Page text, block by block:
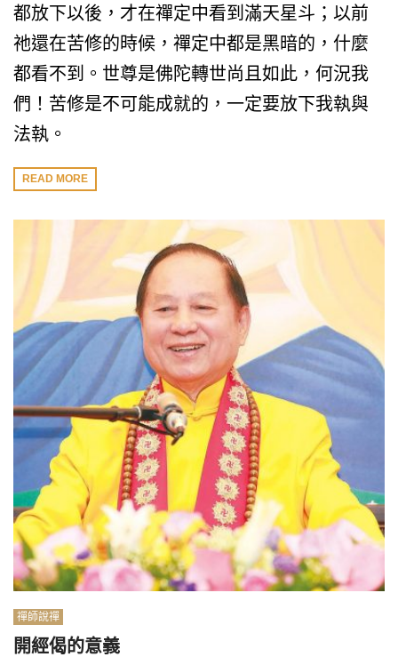
都放下以後，才在禪定中看到滿天星斗；以前
祂還在苦修的時候，禪定中都是黑暗的，什麼
都看不到。世尊是佛陀轉世尚且如此，何況我
們！苦修是不可能成就的，一定要放下我執與
法執。
READ MORE
禪師說禪
開經偈的意義